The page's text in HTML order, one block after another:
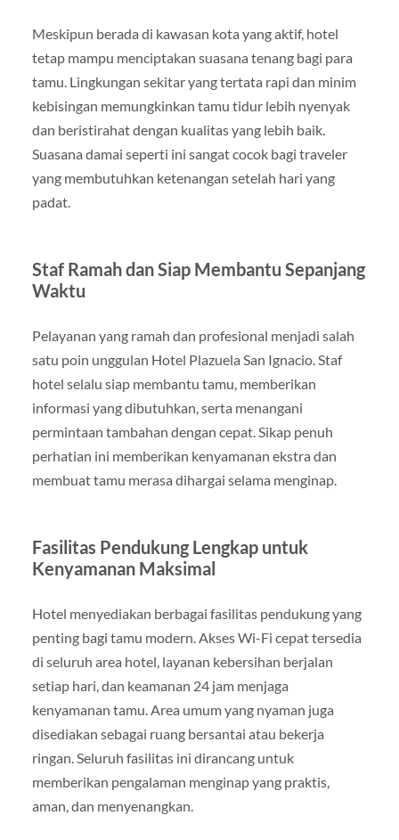
Meskipun berada di kawasan kota yang aktif, hotel
tetap mampu menciptakan suasana tenang bagi para
tamu. Lingkungan sekitar yang tertata rapi dan minim
kebisingan memungkinkan tamu tidur lebih nyenyak
dan beristirahat dengan kualitas yang lebih baik.
Suasana damai seperti ini sangat cocok bagi traveler
yang membutuhkan ketenangan setelah hari yang
padat.
Staf Ramah dan Siap Membantu Sepanjang
Waktu
Pelayanan yang ramah dan profesional menjadi salah
satu poin unggulan Hotel Plazuela San Ignacio. Staf
hotel selalu siap membantu tamu, memberikan
informasi yang dibutuhkan, serta menangani
permintaan tambahan dengan cepat. Sikap penuh
perhatian ini memberikan kenyamanan ekstra dan
membuat tamu merasa dihargai selama menginap.
Fasilitas Pendukung Lengkap untuk
Kenyamanan Maksimal
Hotel menyediakan berbagai fasilitas pendukung yang
penting bagi tamu modern. Akses Wi-Fi cepat tersedia
di seluruh area hotel, layanan kebersihan berjalan
setiap hari, dan keamanan 24 jam menjaga
kenyamanan tamu. Area umum yang nyaman juga
disediakan sebagai ruang bersantai atau bekerja
ringan. Seluruh fasilitas ini dirancang untuk
memberikan pengalaman menginap yang praktis,
aman, dan menyenangkan.